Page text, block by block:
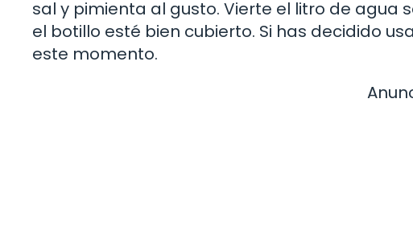
sal y pimienta al gusto. Vierte el litro de
el botillo esté bien cubierto. Si has decidido
este momento.